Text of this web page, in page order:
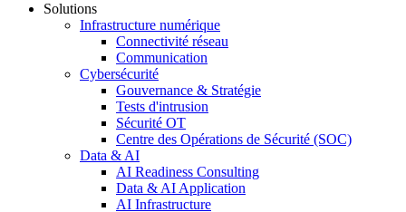
Solutions
Infrastructure numérique
Connectivité réseau
Communication
Cybersécurité
Gouvernance & Stratégie
Tests d'intrusion
Sécurité OT
Centre des Opérations de Sécurité (SOC)
Data & AI
AI Readiness Consulting
Data & AI Application
AI Infrastructure